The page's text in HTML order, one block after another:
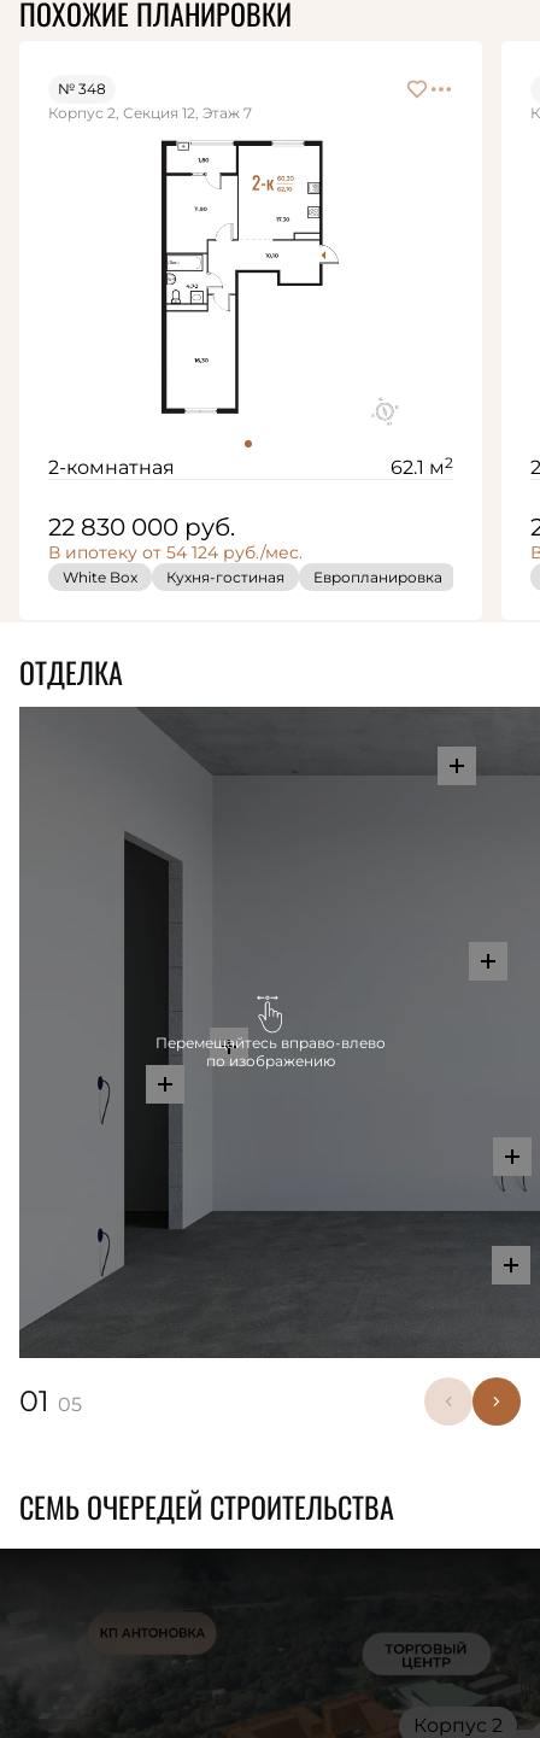
ПОХОЖИЕ ПЛАНИРОВКИ
№ 348
Корпус 2, Секция 12, Этаж 7
2-комнатная 62.1 м2
22 830 000 руб.
В ипотеку от 54 124 руб./мес.
White Box Кухня-гостиная Европланировка
ОТДЕЛКА
Перемещайтесь вправо-влево
по изображению
01 05
СЕМЬ ОЧЕРЕДЕЙ СТРОИТЕЛЬСТВА
Корпус 2